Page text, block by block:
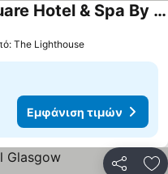
Kimpton Blythswood Square Hotel & Spa By Ihg
The Lighthouse
Εμφάνιση τιμών